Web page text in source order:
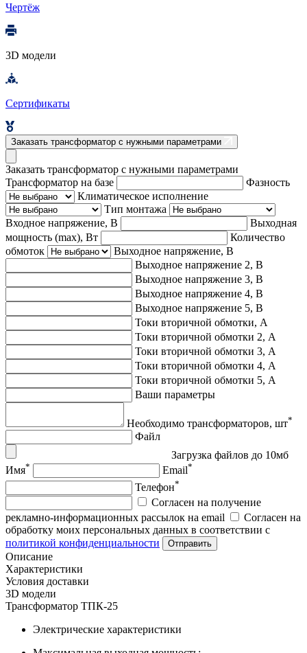
Чертёж
3D модели
Сертификаты
Заказать трансформатор с нужными параметрами
Заказать трансформатор с нужными параметрами
Трансформатор на базе
Фазность
Климатическое исполнение
Тип монтажа
Входное напряжение, В
Выходная
мощность (max), Вт
Количество
обмоток
Выходное напряжение, В
Выходное напряжение 2, В
Выходное напряжение 3, В
Выходное напряжение 4, В
Выходное напряжение 5, В
Токи вторичной обмотки, А
Токи вторичной обмотки 2, А
Токи вторичной обмотки 3, А
Токи вторичной обмотки 4, А
Токи вторичной обмотки 5, А
Ваши параметры
Необходимо трансформаторов, шт*
Файл
Загрузка файлов до 10мб
Имя* Email*
Телефон*
Согласен на получение
рекламно-информационных рассылок на email
Согласен на
обработку моих персональных данных в соответствии с
политикой конфиденциальности
Отправить
Описание
Характеристики
Условия доставки
3D модели
Трансформатор ТПК-25
Электрические характеристики